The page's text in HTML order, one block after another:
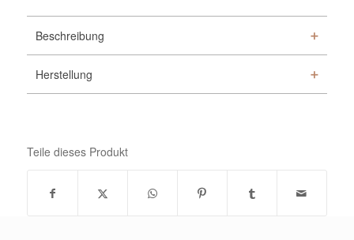
Beschreibung
Herstellung
Teile dieses Produkt